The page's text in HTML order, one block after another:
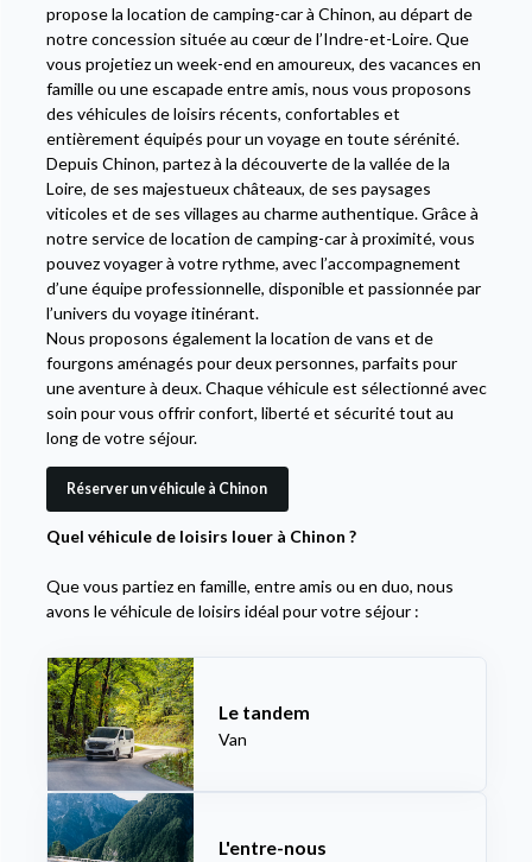
propose la location de camping-car à Chinon, au départ de
notre concession située au cœur de l’Indre-et-Loire. Que
vous projetiez un week-end en amoureux, des vacances en
famille ou une escapade entre amis, nous vous proposons
des véhicules de loisirs récents, confortables et
entièrement équipés pour un voyage en toute sérénité.
Depuis Chinon, partez à la découverte de la vallée de la
Loire, de ses majestueux châteaux, de ses paysages
viticoles et de ses villages au charme authentique. Grâce à
notre service de location de camping-car à proximité, vous
pouvez voyager à votre rythme, avec l’accompagnement
d’une équipe professionnelle, disponible et passionnée par
l’univers du voyage itinérant.
Nous proposons également la location de vans et de
fourgons aménagés pour deux personnes, parfaits pour
une aventure à deux. Chaque véhicule est sélectionné avec
soin pour vous offrir confort, liberté et sécurité tout au
long de votre séjour.
Réserver un véhicule à Chinon
Quel véhicule de loisirs louer à Chinon ?
Que vous partiez en famille, entre amis ou en duo, nous
avons le véhicule de loisirs idéal pour votre séjour :
Le tandem
Van
L'entre-nous